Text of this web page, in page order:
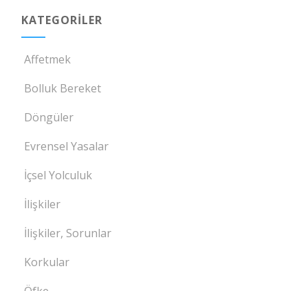
KATEGORILER
Affetmek
Bolluk Bereket
Döngüler
Evrensel Yasalar
İçsel Yolculuk
İlişkiler
İlişkiler, Sorunlar
Korkular